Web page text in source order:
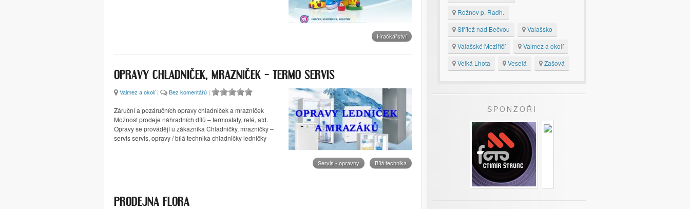
Hračkářství
OPRAVY CHLADNIČEK, MRAZNIČEK – TERMO SERVIS
Servis - opravny Bílá technika
Valmez a okolí | Bez komentářů |
Záruční a pozáručních opravy chladniček a mrazniček
Možnost prodeje náhradních dílů – termostaty, relé, atd.
Opravy se provádějí u zákazníka Chladničky, mrazničky –
servis servis, opravy / bílá technika chladničky ledničky
PRODEJNA FLORA
Rožnov p. Radh.
Střítež nad Bečvou
Valašsko
Valašské Meziříčí
Valmez a okolí
Velká Lhota
Veselá Zašová
SPONZOŘI